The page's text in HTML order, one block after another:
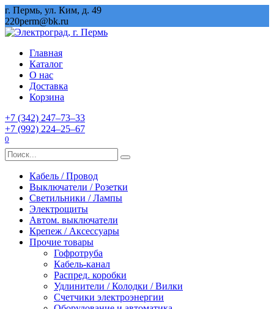
Перейти
к
содержанию
г. Пермь, ул. Ким, д. 49
220perm@bk.ru
Главная
Каталог
О нас
Доставка
Корзина
+7 (342) 247‒73‒33
+7 (992) 224‒25‒67
0
Search
for:
Кабель / Провод
Выключатели / Розетки
Светильники / Лампы
Электрощиты
Автом. выключатели
Крепеж / Аксессуары
Прочие товары
Гофротруба
Кабель-канал
Распред. коробки
Удлинители / Колодки / Вилки
Счетчики электроэнергии